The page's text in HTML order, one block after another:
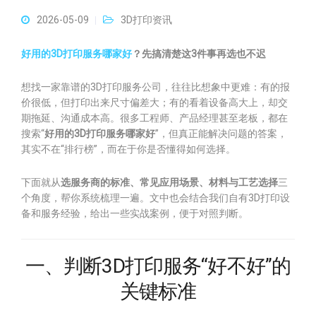
2026-05-09 3D打印资讯
好用的3D打印服务哪家好 ？先搞清楚这3件事再选也不迟
想找一家靠谱的3D打印服务公司，往往比想象中更难：有的报
价很低，但打印出来尺寸偏差大；有的看着设备高大上，却交
期拖延、沟通成本高。很多工程师、产品经理甚至老板，都在
搜索“好用的3D打印服务哪家好”，但真正能解决问题的答案，
其实不在“排行榜”，而在于你是否懂得如何选择。
下面就从选服务商的标准、常见应用场景、材料与工艺选择三
个角度，帮你系统梳理一遍。文中也会结合我们自有3D打印设
备和服务经验，给出一些实战案例，便于对照判断。
一、判断3D打印服务“好不好”的
关键标准